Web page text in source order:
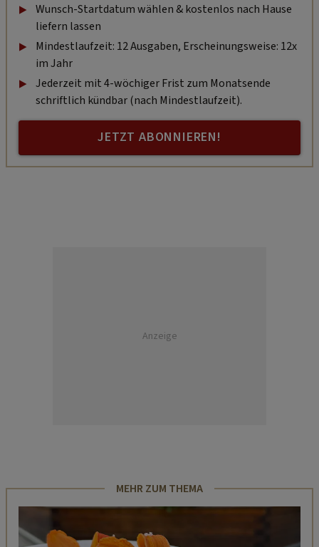
Wunsch-Startdatum wählen & kostenlos nach Hause
liefern lassen
Mindestlaufzeit: 12 Ausgaben, Erscheinungsweise: 12x
im Jahr
Jederzeit mit 4-wöchiger Frist zum Monatsende
schriftlich kündbar (nach Mindestlaufzeit).
JETZT ABONNIEREN!
Anzeige
MEHR ZUM THEMA